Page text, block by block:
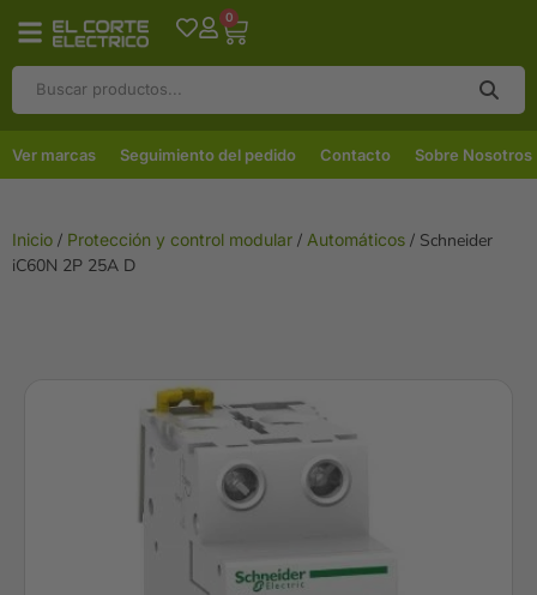
0
Ver marcas Seguimiento del pedido Contacto Sobre Nosotros
Inicio / Protección y control modular / Automáticos / Schneider
iC60N 2P 25A D